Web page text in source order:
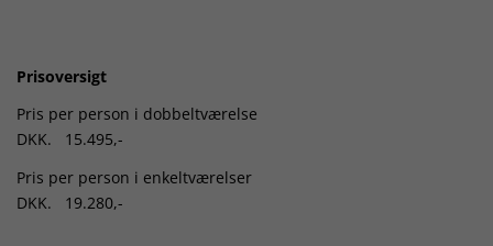
Prisoversigt
Pris per person i dobbeltværelse
DKK. 15.495,-
Pris per person i enkeltværelser
DKK. 19.280,-